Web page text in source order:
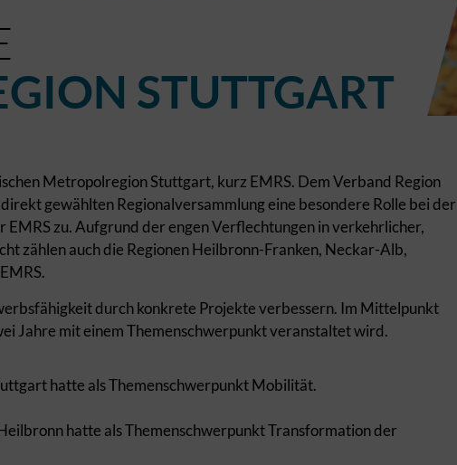
STUTTGART
Metropolregion Stuttgart, kurz EMRS. Dem Verband Region
gewählten Regionalversammlung eine besondere Rolle bei der
zu. Aufgrund der engen Verflechtungen in verkehrlicher,
zählen auch die Regionen Heilbronn-Franken, Neckar-Alb,
durch konkrete Projekte verbessern. Im Mittelpunkt
Jahre mit einem Themenschwerpunkt veranstaltet wird.
hatte als Themenschwerpunkt Mobilität.
hatte als Themenschwerpunkt Transformation der